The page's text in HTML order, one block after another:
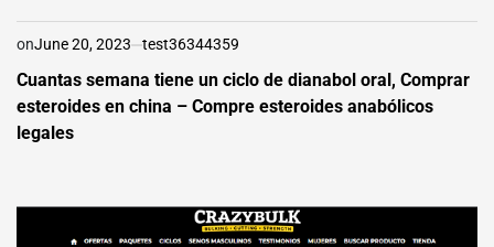
onJune 20, 2023 test36344359
Cuantas semana tiene un ciclo de dianabol oral, Comprar
esteroides en china – Compre esteroides anabólicos
legales